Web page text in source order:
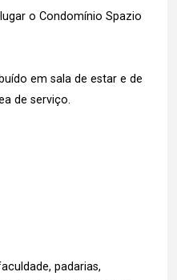
o Condomínio Spazio
em sala de estar e de
de serviço.
padarias,